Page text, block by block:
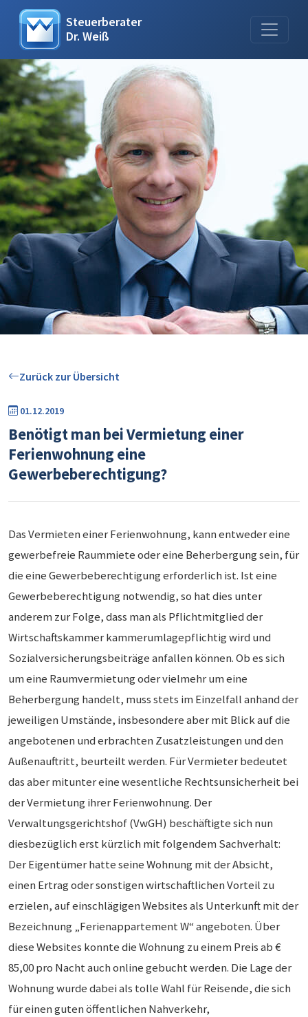
Steuerberater
Dr. Weiß
Zurück zur Übersicht
01.12.2019
Benötigt man bei Vermietung einer
Ferienwohnung eine
Gewerbeberechtigung?
Das Vermieten einer Ferienwohnung, kann entweder eine
gewerbefreie Raummiete oder eine Beherbergung sein, für
die eine Gewerbeberechtigung erforderlich ist. Ist eine
Gewerbeberechtigung notwendig, so hat dies unter
anderem zur Folge, dass man als Pflichtmitglied der
Wirtschaftskammer kammerumlagepflichtig wird und
Sozialversicherungsbeiträge anfallen können. Ob es sich
um eine Raumvermietung oder vielmehr um eine
Beherbergung handelt, muss stets im Einzelfall anhand der
jeweiligen Umstände, insbesondere aber mit Blick auf die
angebotenen und erbrachten Zusatzleistungen und den
Außenauftritt, beurteilt werden. Für Vermieter bedeutet
das aber mitunter eine wesentliche Rechtsunsicherheit bei
der Vermietung ihrer Ferienwohnung. Der
Verwaltungsgerichtshof (VwGH) beschäftigte sich nun
diesbezüglich erst kürzlich mit folgendem Sachverhalt:
Der Eigentümer hatte seine Wohnung mit der Absicht,
einen Ertrag oder sonstigen wirtschaftlichen Vorteil zu
erzielen, auf einschlägigen Websites als Unterkunft mit der
Bezeichnung „Ferienappartement W“ angeboten. Über
diese Websites konnte die Wohnung zu einem Preis ab €
85,00 pro Nacht auch online gebucht werden. Die Lage der
Wohnung wurde dabei als tolle Wahl für Reisende, die sich
für einen guten öffentlichen Nahverkehr,